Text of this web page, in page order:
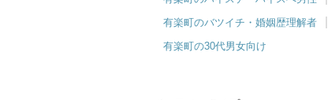
6対6～｜食事・ドリンク付きグループトーク
有楽町のバツイチ・婚姻歴理解者
有楽町の30代男女向け